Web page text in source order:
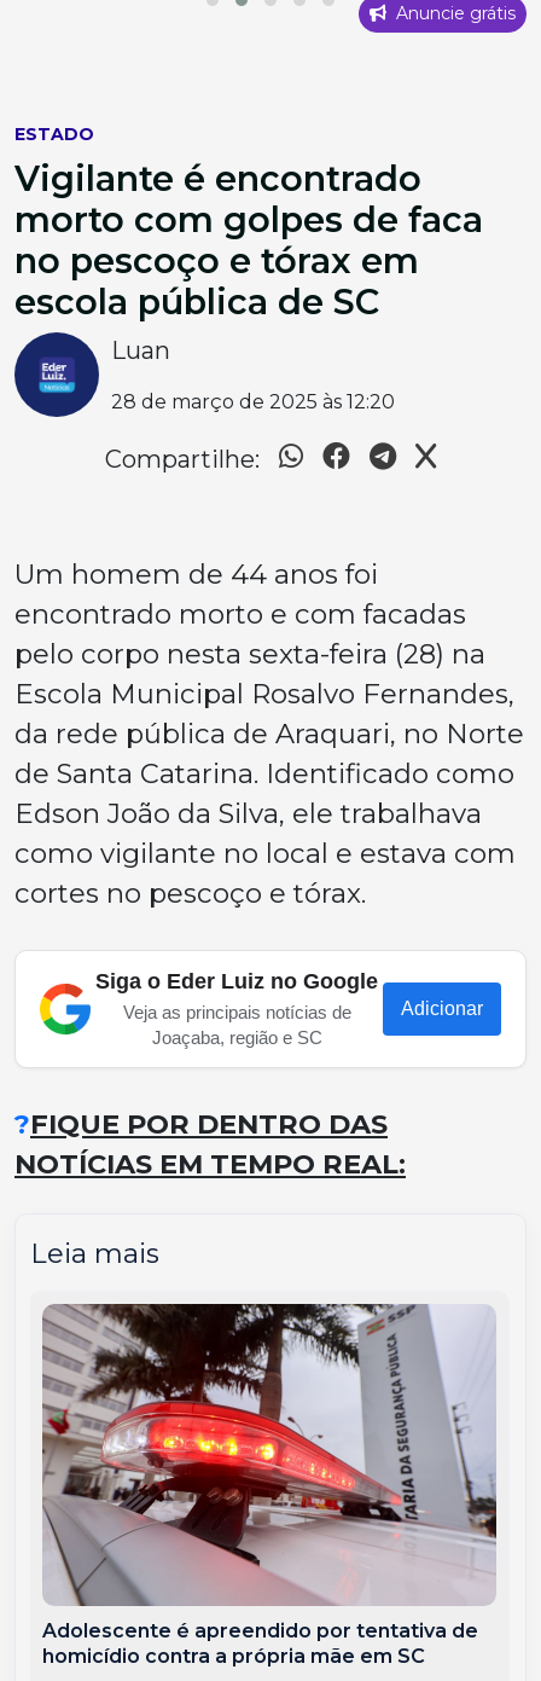
Anuncie grátis
ESTADO
Vigilante é encontrado
morto com golpes de faca
no pescoço e tórax em
escola pública de SC
Luan
28 de março de 2025 às 12:20
Compartilhe:
Um homem de 44 anos foi
encontrado morto e com facadas
pelo corpo nesta sexta-feira (28) na
Escola Municipal Rosalvo Fernandes,
da rede pública de Araquari, no Norte
de Santa Catarina. Identificado como
Edson João da Silva, ele trabalhava
como vigilante no local e estava com
cortes no pescoço e tórax.
Siga o Eder Luiz no Google
Veja as principais notícias de
Joaçaba, região e SC
Adicionar
?FIQUE POR DENTRO DAS
NOTÍCIAS EM TEMPO REAL:
Leia mais
Adolescente é apreendido por tentativa de
homicídio contra a própria mãe em SC